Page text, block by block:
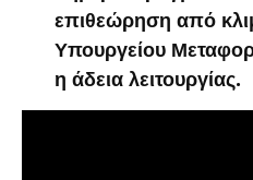
επιθεώρηση από
Υπουργείου
η άδεια λειτουργίας.